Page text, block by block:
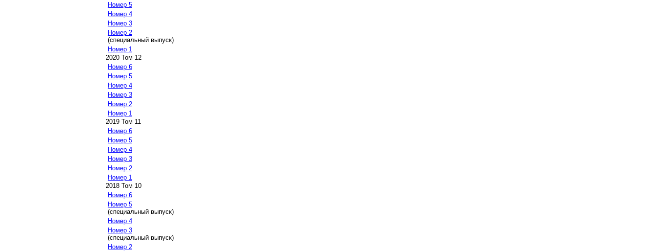
Номер 5
Номер 4
Номер 3
Номер 2
(специальный выпуск)
Номер 1
2020 Том 12
Номер 6
Номер 5
Номер 4
Номер 3
Номер 2
Номер 1
2019 Том 11
Номер 6
Номер 5
Номер 4
Номер 3
Номер 2
Номер 1
2018 Том 10
Номер 6
Номер 5
(специальный выпуск)
Номер 4
Номер 3
(специальный выпуск)
Номер 2